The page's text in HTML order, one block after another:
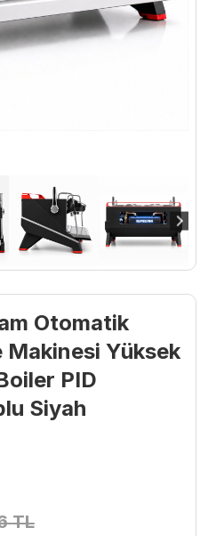
Otomatik
Makinesi Yüksek
PID
Siyah
TL